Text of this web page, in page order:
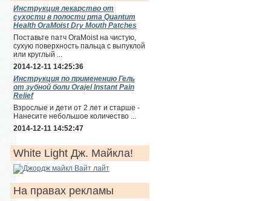
Инструкция лекарство от
сухости в полости рта Quantum
Health OraMoist Dry Mouth Patches
Поставьте патч OraMoist на чистую,
сухую поверхность пальца с выпуклой
или круглый ...
2014-12-11 14:25:36
Инструкция по применению Гель
от зубной боли Orajel Instant Pain
Relief
Взрослые и дети от 2 лет и старше -
Нанесите небольшое количество ...
2014-12-11 14:52:47
White Light Дж. Майкла!
На правах рекламы